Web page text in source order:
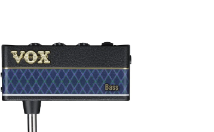
il bassista moderno amante dei
suoni distorti.